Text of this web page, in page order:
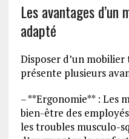
Les avantages
adapté
Disposer d’un
présente plusieurs
– **Ergonomie** : Les
bien-être des
les troubles musculo-